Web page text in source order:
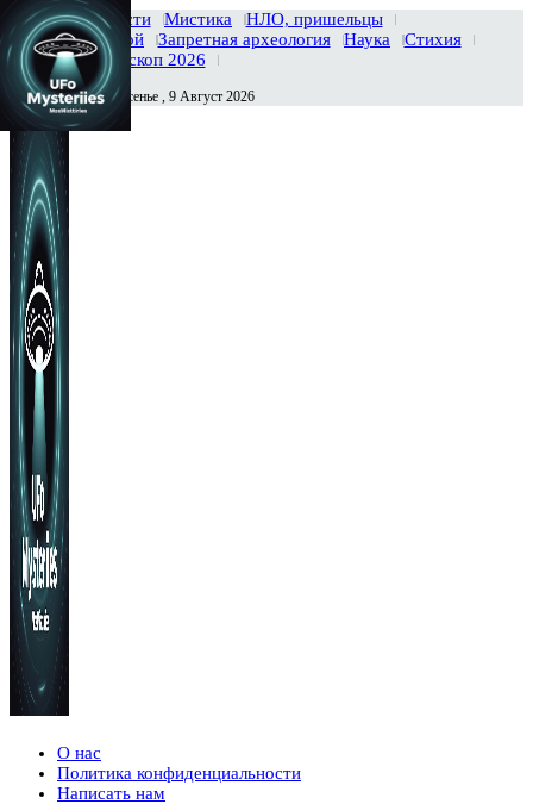
Главная Новости Мистика
НЛО, пришельцы
Тайны вселенной
Запретная археология Наука
Стихия
История
Гороскоп 2026
Сегодня Воскресенье , 9 Август 2026
О нас
Политика конфиденциальности
Написать нам